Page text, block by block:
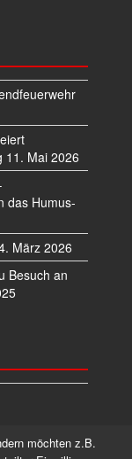
11. Mai 2026
das Humus-
März 2026
Besuch an
möchten z.B.